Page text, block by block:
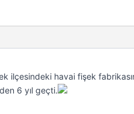
ilçesindeki havai fişek
6 yıl geçti.